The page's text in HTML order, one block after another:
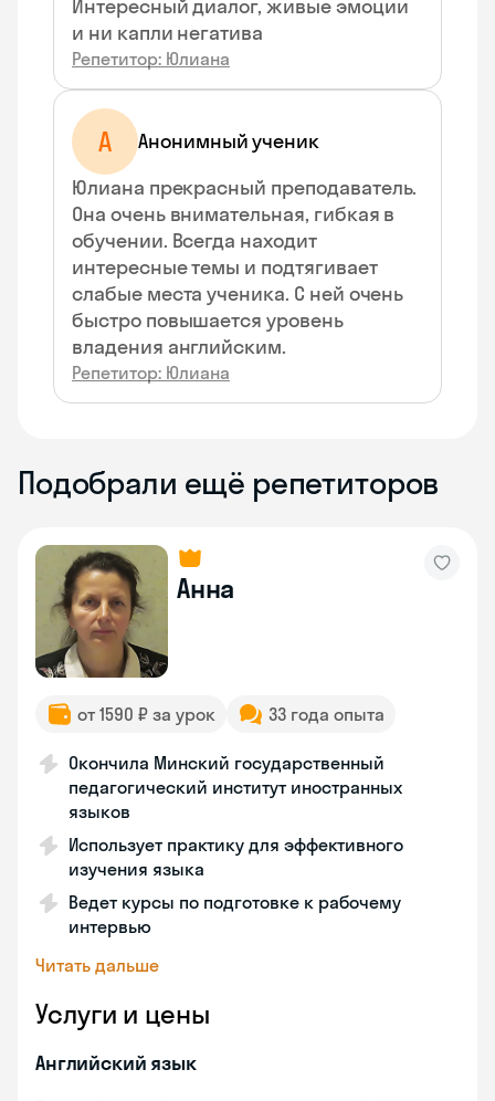
Интересный диалог, живые эмоции
и ни капли негатива
Репетитор: Юлиана
А
Анонимный ученик
Юлиана прекрасный преподаватель.
Она очень внимательная, гибкая в
обучении. Всегда находит
интересные темы и подтягивает
слабые места ученика. С ней очень
быстро повышается уровень
владения английским.
Репетитор: Юлиана
Подобрали ещё репетиторов
Анна
от 1590 ₽ за урок 33 года опыта
Окончила Минский государственный
педагогический институт иностранных
языков
Использует практику для эффективного
изучения языка
Ведет курсы по подготовке к рабочему
интервью
Читать дальше
Услуги и цены
Английский язык